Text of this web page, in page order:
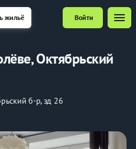
жильё Войти menu
Октябрьский
б-р, зд 26